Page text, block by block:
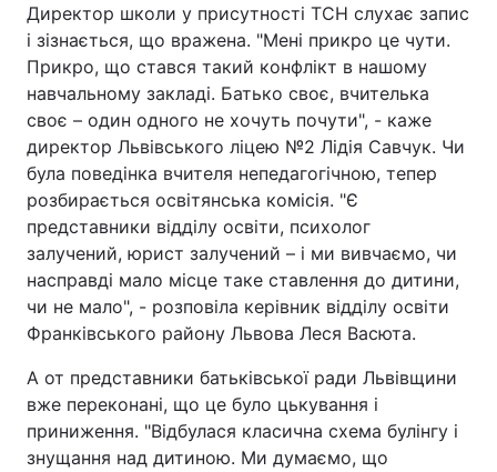
Директор школи у присутності ТСН слухає запис
і зізнається, що вражена. "Мені прикро це чути.
Прикро, що стався такий конфлікт в нашому
навчальному закладі. Батько своє, вчителька
своє – один одного не хочуть почути", - каже
директор Львівського ліцею №2 Лідія Савчук. Чи
була поведінка вчителя непедагогічною, тепер
розбирається освітянська комісія. "Є
представники відділу освіти, психолог
залучений, юрист залучений – і ми вивчаємо, чи
насправді мало місце таке ставлення до дитини,
чи не мало", - розповіла керівник відділу освіти
Франківського району Львова Леся Васюта.
А от представники батьківської ради Львівщини
вже переконані, що це було цькування і
приниження. "Відбулася класична схема булінгу і
знущання над дитиною. Ми думаємо, що